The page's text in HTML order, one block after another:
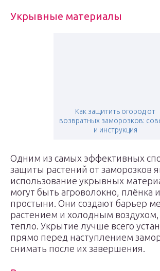
Укрывные материалы
Как защитить огород от
возвратных заморозков:
и инструкция
Одним из самых эффективных
защиты растений от заморозков
использование укрывных
могут быть агроволокно, плёнка
простыни. Они создают барьер
растением и холодным воздухом,
тепло. Укрытие лучше всего
прямо перед наступлением
снимать после их завершения.